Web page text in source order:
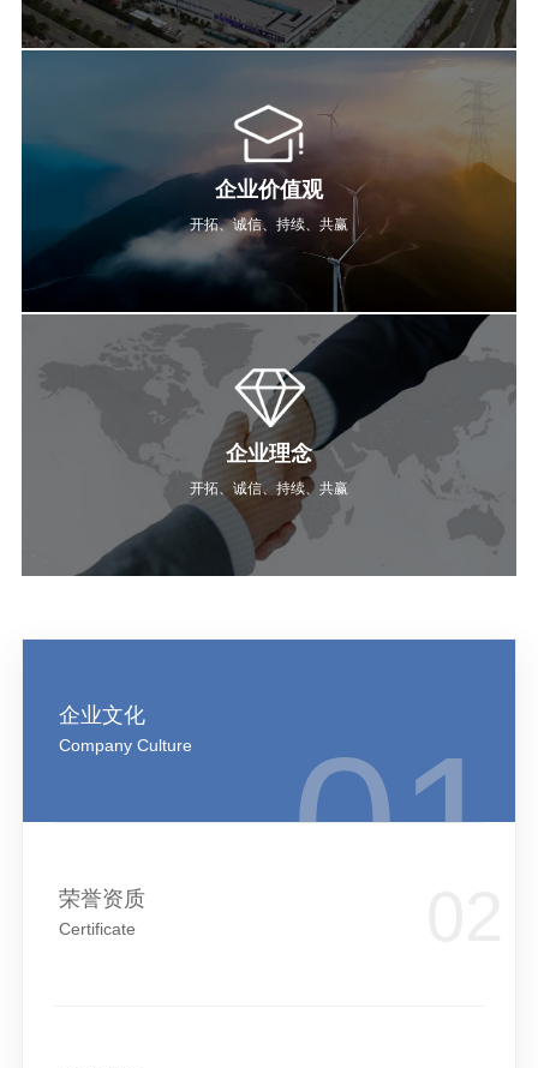
企业价值观
开拓、诚信、持续、共赢
企业理念
开拓、诚信、持续、共赢
企业文化
Company Culture
荣誉资质
Certificate